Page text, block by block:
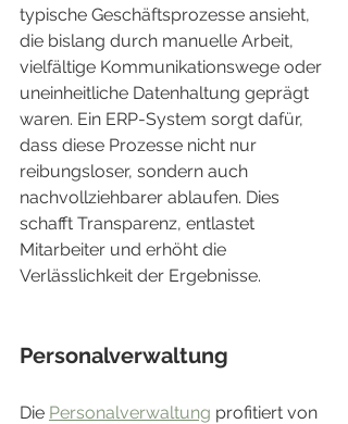
typische Geschäftsprozesse ansieht,
die bislang durch manuelle Arbeit,
vielfältige Kommunikationswege oder
uneinheitliche Datenhaltung geprägt
waren. Ein ERP-System sorgt dafür,
dass diese Prozesse nicht nur
reibungsloser, sondern auch
nachvollziehbarer ablaufen. Dies
schafft Transparenz, entlastet
Mitarbeiter und erhöht die
Verlässlichkeit der Ergebnisse.
Personalverwaltung
Die Personalverwaltung profitiert von